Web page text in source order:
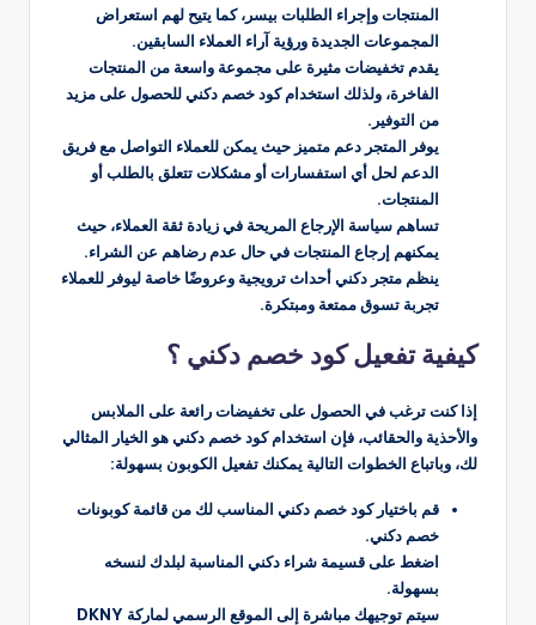
المنتجات وإجراء الطلبات بيسر، كما يتيح لهم استعراض
المجموعات الجديدة ورؤية آراء العملاء السابقين.
يقدم تخفيضات مثيرة على مجموعة واسعة من المنتجات
الفاخرة، ولذلك استخدام كود خصم دكني للحصول على مزيد
من التوفير.
يوفر المتجر دعم متميز حيث يمكن للعملاء التواصل مع فريق
الدعم لحل أي استفسارات أو مشكلات تتعلق بالطلب أو
المنتجات.
تساهم سياسة الإرجاع المريحة في زيادة ثقة العملاء، حيث
يمكنهم إرجاع المنتجات في حال عدم رضاهم عن الشراء.
ينظم متجر دكني أحداث ترويجية وعروضًا خاصة ليوفر للعملاء
تجربة تسوق ممتعة ومبتكرة.
كيفية تفعيل كود خصم دكني ؟
إذا كنت ترغب في الحصول على تخفيضات رائعة على الملابس
والأحذية والحقائب، فإن استخدام كود خصم دكني هو الخيار المثالي
لك، وباتباع الخطوات التالية يمكنك تفعيل الكوبون بسهولة:
قم باختيار كود خصم دكني المناسب لك من قائمة كوبونات
خصم دكني.
اضغط على قسيمة شراء دكني المناسبة لبلدك لنسخه
بسهولة.
سيتم توجيهك مباشرة إلى الموقع الرسمي لماركة DKNY